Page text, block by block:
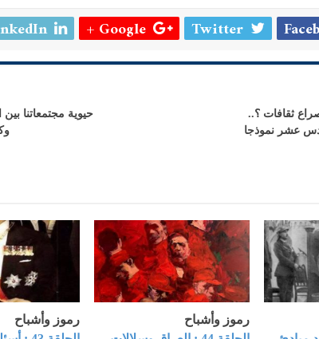
Twitter
Google +
ثقافات ؟..
عشر نموذجا
حيوية مجتمعاتنا
رموز وأشباح
رموز وأشباح